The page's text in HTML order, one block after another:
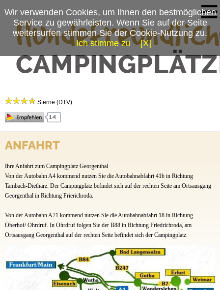
Campingplatzmenü
Anfahrt Sterne (DTV)
Campingplatz Georgenthal
Forsthaus am Steiger 2
99887 Georgenthal
Tel.:036253-469936
ANFAHRT
Ihre Anfahrt zum Campingplatz Georgenthal
Von der Autobahn A4 kommend nutzen Sie die Autobahnabfahrt 41b in Richtung
Tambach-Dietharz. Der Campingplatz befindet sich auf der rechten Seite am Ortsausgang
Georgenthal in Richtung Frierichroda.
Von der Autobahn A71 kommend nutzen Sie die Autobahnabfahrt 18 in Richtung
Oberhof/ Ohrdruf. In Ohrdruf folgen Sie der B88 in Richtung Friedrichroda, am
Ortsausgang Georgenthal auf der rechten Seite befindet sich der Campingplatz.
Wir verwenden Cookies, um Ihnen den bestmöglichen
Service zu gewährleisten. Wenn Sie auf der Seite
weitersurfen stimmen Sie der Cookie-Nutzung zu.
Ich stimme zu
[X]